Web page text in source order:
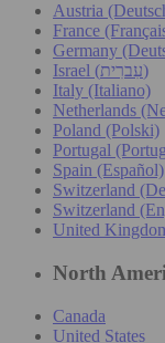
Austria
France
Germany
Israel (עִברִית)
Italy (Italiano)
Netherlands
Poland (Polski)
Portugal
Spain (Español)
Switzerland
Switzerland
United
North
Canada
United States